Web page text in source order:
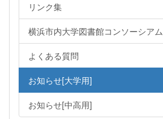
リンク集
横浜市内大学図書館コンソーシアム
よくある質問
お知らせ[大学用]
お知らせ[中高用]